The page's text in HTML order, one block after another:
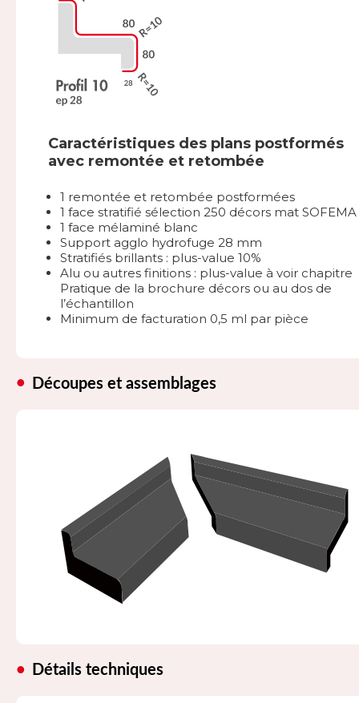
Caractéristiques des plans postformés
avec remontée et retombée
1 remontée et retombée postformées
1 face stratifié sélection 250 décors mat SOFEMA
1 face mélaminé blanc
Support agglo hydrofuge 28 mm
Stratifiés brillants : plus-value 10%
Alu ou autres finitions : plus-value à voir chapitre
Pratique de la brochure décors ou au dos de
l’échantillon
Minimum de facturation 0,5 ml par pièce
Découpes et assemblages
Détails techniques